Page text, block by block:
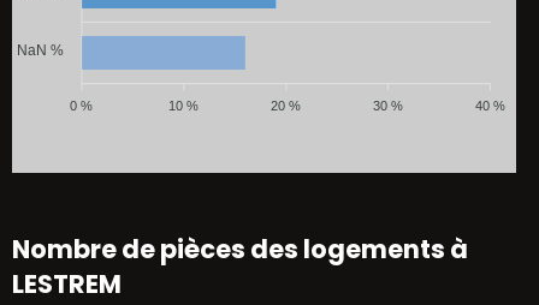
NaN %
40 %
30 %
20 %
10 %
0 %
Nombre de pièces des logements à
LESTREM